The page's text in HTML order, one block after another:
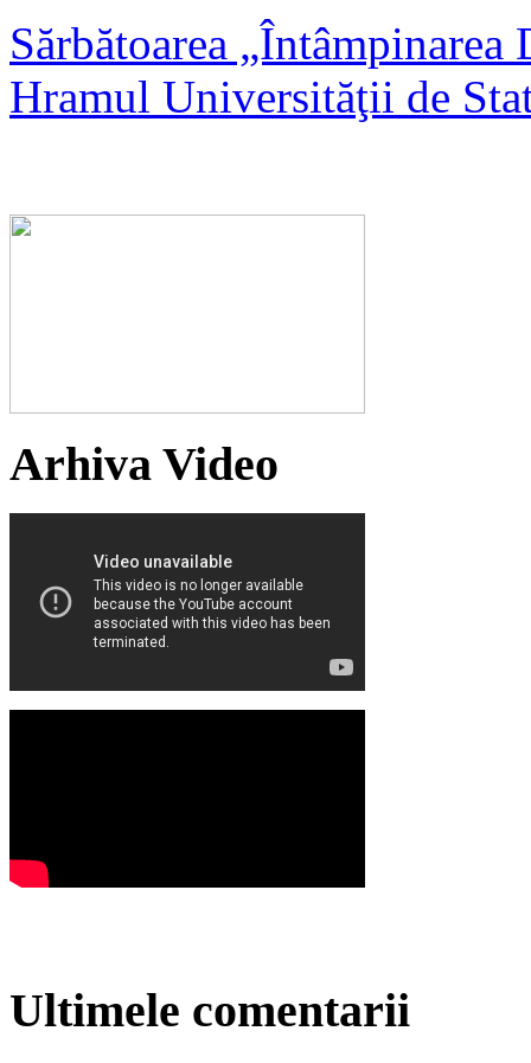
Sărbătoarea
Hramul Universităţii de
Arhiva Video
Ultimele comentarii